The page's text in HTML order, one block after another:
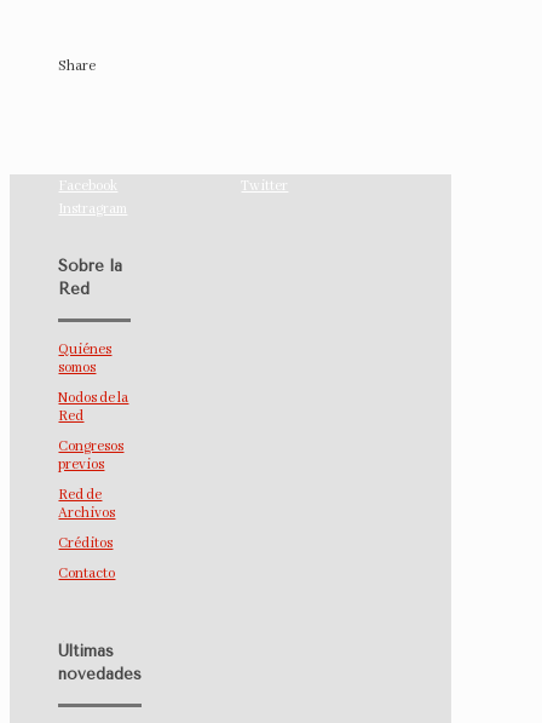
Share
Facebook
Twitter
Instragram
Sobre la
Red
Quiénes
somos
Nodos de la
Red
Congresos
previos
Red de
Archivos
Créditos
Contacto
Últimas
novedades